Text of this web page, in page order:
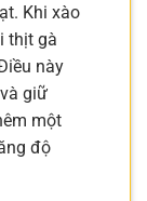
Khi xào
thịt gà
này
giữ
một
độ